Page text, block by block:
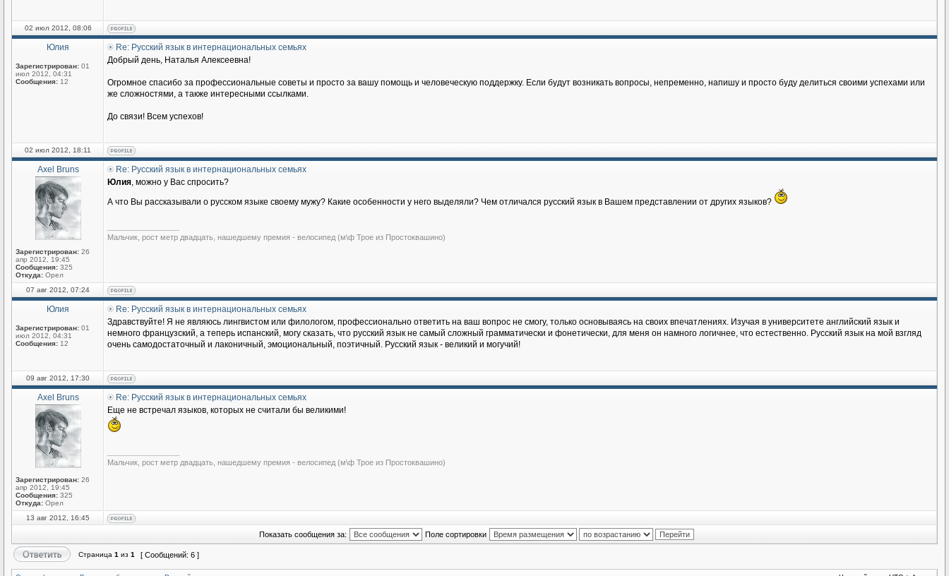
02 июл 2012, 08:06
Юлия
Зарегистрирован: 01
июл 2012, 04:31
Сообщения: 12
Re: Русский язык в интернациональных семьях
Добрый день, Наталья Алексеевна!
Огромное спасибо за профессиональные советы и просто за вашу помощь и человеческую поддержку. Если будут возникать вопросы, непременно, напишу и просто буду делиться своими успехами или
же сложностями, а также интересными ссылками.
До связи! Всем успехов!
02 июл 2012, 18:11
Axel Bruns
Зарегистрирован: 26
апр 2012, 19:45
Сообщения: 325
Откуда: Орел
Re: Русский язык в интернациональных семьях
Юлия, можно у Вас спросить?
А что Вы рассказывали о русском языке своему мужу? Какие особенности у него выделяли? Чем отличался русский язык в Вашем представлении от других языков?
Мальчик, рост метр двадцать, нашедшему премия - велосипед (м\ф Трое из Простоквашино)
07 авг 2012, 07:24
Юлия
Зарегистрирован: 01
июл 2012, 04:31
Сообщения: 12
Re: Русский язык в интернациональных семьях
Здравствуйте! Я не являюсь лингвистом или филологом, профессионально ответить на ваш вопрос не cмогу, только основываясь на своих впечатлениях. Изучая в университете английский язык и
немного французский, а теперь испанский, могу сказать, что русский язык не самый сложный грамматически и фонетически, для меня он намного логичнее, что естественно. Русский язык на мой взгляд
очень самодостаточный и лаконичный, эмоциональный, поэтичный. Русский язык - великий и могучий!
09 авг 2012, 17:30
Axel Bruns
Зарегистрирован: 26
апр 2012, 19:45
Сообщения: 325
Откуда: Орел
Re: Русский язык в интернациональных семьях
Еще не встречал языков, которых не считали бы великими!
Мальчик, рост метр двадцать, нашедшему премия - велосипед (м\ф Трое из Простоквашино)
13 авг 2012, 16:45
Показать сообщения за: Поле сортировки
Страница 1 из 1 [ Сообщений: 6 ]